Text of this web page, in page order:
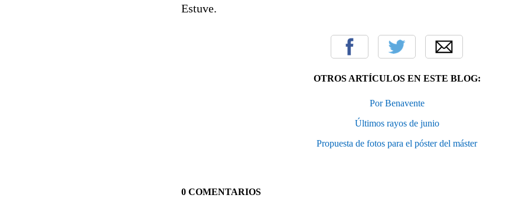
Estuve.
OTROS ARTÍCULOS EN ESTE BLOG:
Por Benavente
Últimos rayos de junio
Propuesta de fotos para el póster del máster
0 COMENTARIOS